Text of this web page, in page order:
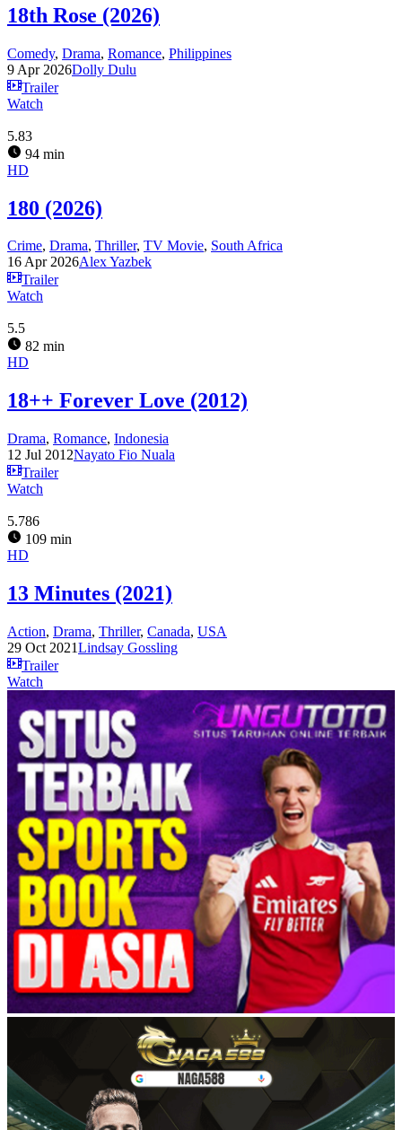
18th Rose (2026)
Comedy, Drama, Romance, Philippines
9 Apr 2026Dolly Dulu
Trailer
Watch
5.83
94 min
HD
180 (2026)
Crime, Drama, Thriller, TV Movie, South Africa
16 Apr 2026Alex Yazbek
Trailer
Watch
5.5
82 min
HD
18++ Forever Love (2012)
Drama, Romance, Indonesia
12 Jul 2012Nayato Fio Nuala
Trailer
Watch
5.786
109 min
HD
13 Minutes (2021)
Action, Drama, Thriller, Canada, USA
29 Oct 2021Lindsay Gossling
Trailer
Watch